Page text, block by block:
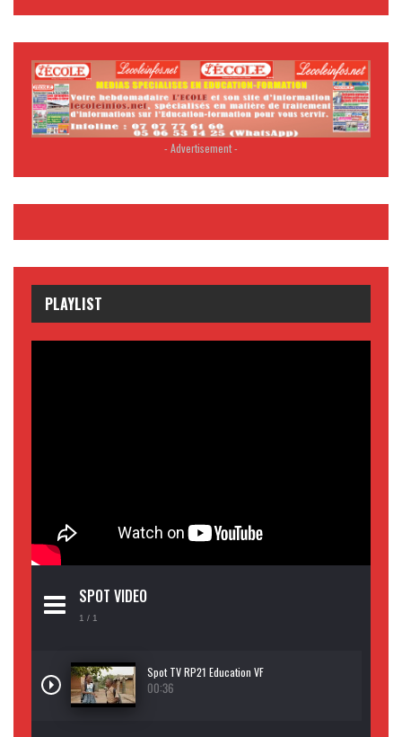
- Advertisement -
PLAYLIST
SPOT VIDEO
1 / 1
Spot TV RP21 Education VF
00:36